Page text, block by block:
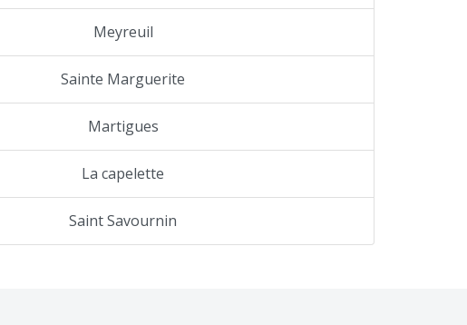
Meyreuil
Sainte Marguerite
Martigues
La capelette
Saint Savournin